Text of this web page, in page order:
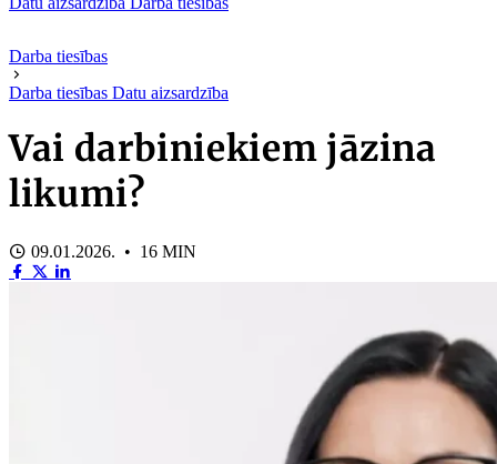
Darba tiesības
Darba tiesības Datu aizsardzība
Vai darbiniekiem jāzina
likumi?
09.01.2026. • 16 MIN